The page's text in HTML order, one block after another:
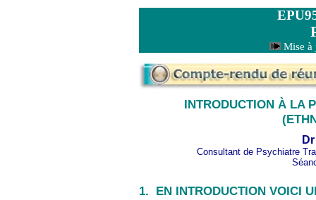
Mise
INTRODUCTION À LA
Consultant de Psychiatre
1. EN INTRODUCTION VOICI